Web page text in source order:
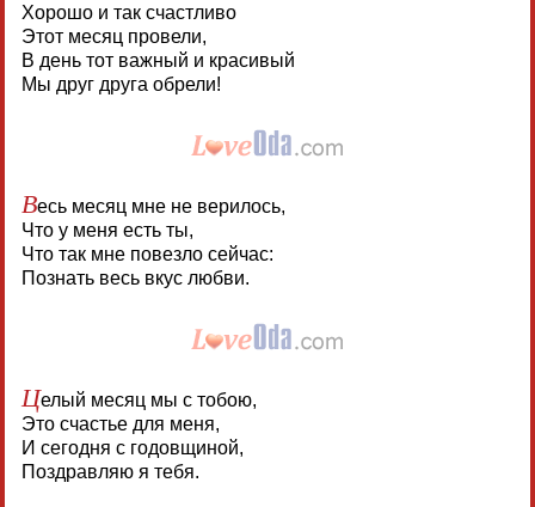
Хорошо и так счастливо
Этот месяц провели,
В день тот важный и красивый
Мы друг друга обрели!
Весь месяц мне не верилось,
Что у меня есть ты,
Что так мне повезло сейчас:
Познать весь вкус любви.
Целый месяц мы с тобою,
Это счастье для меня,
И сегодня с годовщиной,
Поздравляю я тебя.